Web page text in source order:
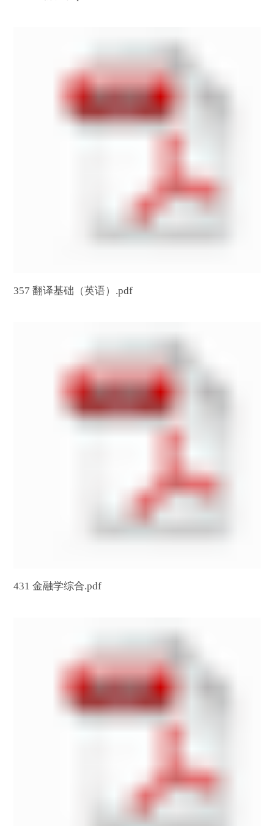
357 翻译基础（英语）.pdf
431 金融学综合.pdf